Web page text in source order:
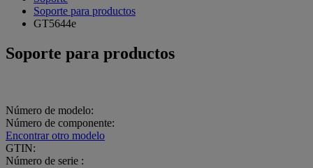
Soporte para productos
GT5644e
Soporte para productos
Número de modelo:
Número de componente:
Encontrar otro modelo
GTIN:
Número de serie :